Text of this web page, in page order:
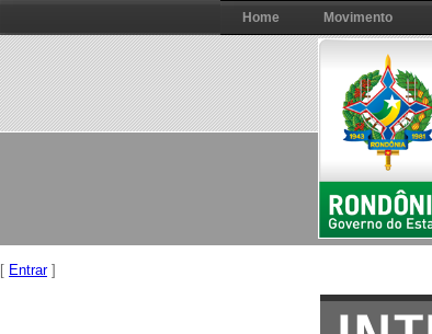
Home Movimento
[ Entrar]